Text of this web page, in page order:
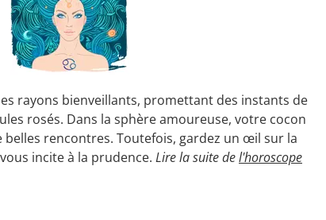
rayons bienveillants, promettant des instants de
rosés. Dans la sphère amoureuse, votre cocon
rencontres. Toutefois, gardez un œil sur la
incite à la prudence. Lire la suite del'horoscope